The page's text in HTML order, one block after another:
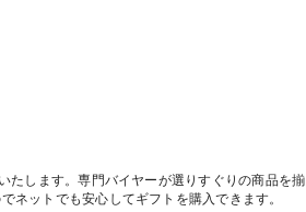
たします。専門バイヤーが選りすぐりの商品を揃
ネットでも安心してギフトを購入できます。